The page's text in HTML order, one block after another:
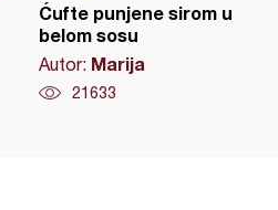
Ćufte punjene sirom u
belom sosu
Autor: Marija
21633